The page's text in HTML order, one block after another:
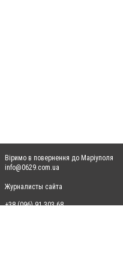
Віримо в повернення до Маріуполя
info@0629.com.ua
Журналисты сайта
+38 (096) 91 303 68